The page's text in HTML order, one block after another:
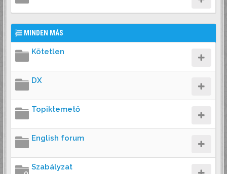
MINDEN MÁS
Kötetlen
DX
Topiktemető
English forum
Szabályzat